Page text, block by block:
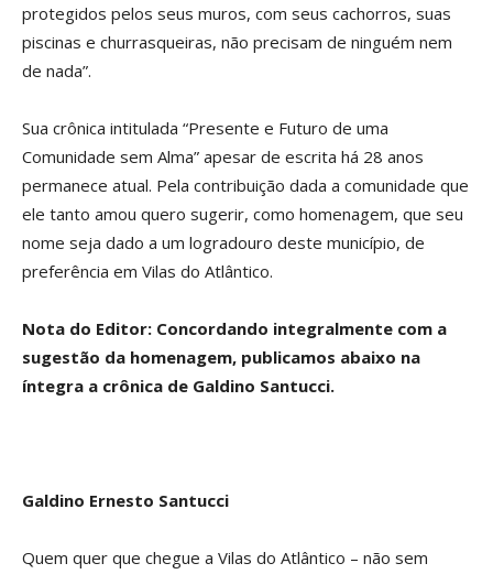
protegidos pelos seus muros, com seus cachorros, suas
piscinas e churrasqueiras, não precisam de ninguém nem
de nada”.
Sua crônica intitulada “Presente e Futuro de uma
Comunidade sem Alma” apesar de escrita há 28 anos
permanece atual. Pela contribuição dada a comunidade que
ele tanto amou quero sugerir, como homenagem, que seu
nome seja dado a um logradouro deste município, de
preferência em Vilas do Atlântico.
Nota do Editor: Concordando integralmente com a
sugestão da homenagem, publicamos abaixo na
íntegra a crônica de Galdino Santucci.
Galdino Ernesto Santucci
Quem quer que chegue a Vilas do Atlântico – não sem